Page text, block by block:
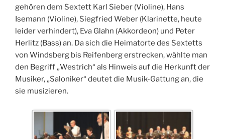
gehören dem Sextett Karl Sieber (Violine), Hans
Isemann (Violine), Siegfried Weber (Klarinette, heute
leider verhindert), Eva Glahn (Akkordeon) und Peter
Herlitz (Bass) an. Da sich die Heimatorte des Sextetts
von Windsberg bis Reifenberg erstrecken, wählte man
den Begriff „Westrich“ als Hinweis auf die Herkunft der
Musiker, „Saloniker“ deutet die Musik-Gattung an, die
sie musizieren.